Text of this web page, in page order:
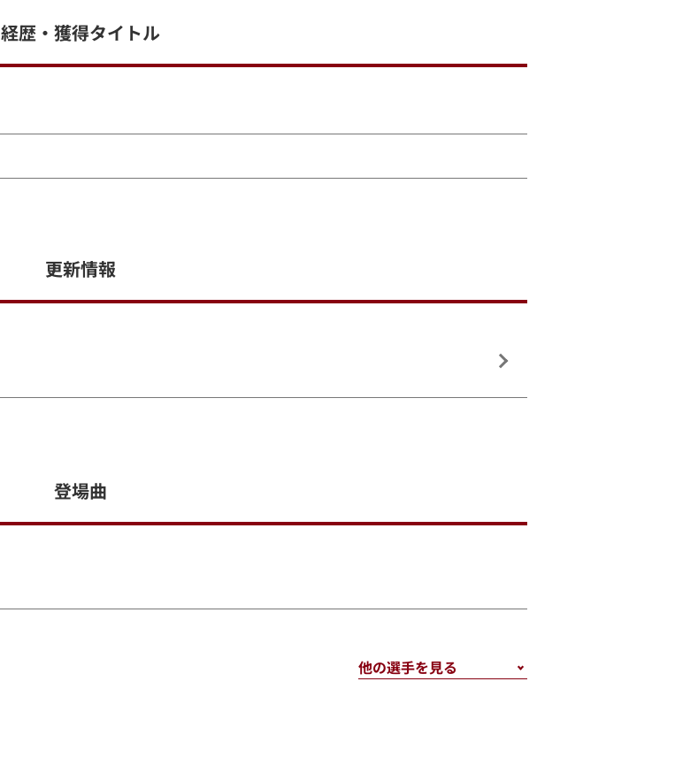
経歴・獲得タイトル
更新情報
登場曲